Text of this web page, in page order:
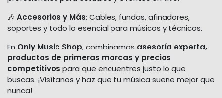
🎶 Accesorios y Más: Cables, fundas, afinadores,
soportes y todo lo esencial para músicos y técnicos.
En Only Music Shop, combinamos asesoría experta,
productos de primeras marcas y precios
competitivos para que encuentres justo lo que
buscas. ¡Visítanos y haz que tu música suene mejor que
nunca!